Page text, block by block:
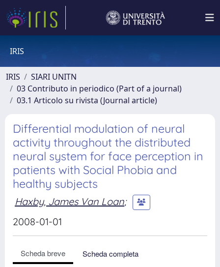
IRIS
IRIS
SIARI UNITN
03 Contributo in periodico (Part of a journal)
03.1 Articolo su rivista (Journal article)
Differential modulation of neural
activity throughout the distributed
neural system for face perception in
patients with Social Phobia and
healthy subjects
Haxby, James Van Loan;
2008-01-01
Scheda breve
Scheda completa